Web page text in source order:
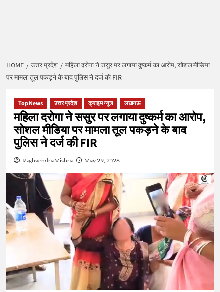
HOME उत्तर प्रदेश
महिला दरोगा ने ससुर पर लगाया दुष्कर्म का आरोप, सोशल मीडिया
पर मामला तूल पकड़ने के बाद पुलिस ने दर्ज की FIR
Top News उत्तर प्रदेश क्राइम न्यूज लखनऊ
महिला दरोगा ने ससुर पर लगाया दुष्कर्म का आरोप,
सोशल मीडिया पर मामला तूल पकड़ने के बाद
पुलिस ने दर्ज की FIR
Raghvendra Mishra May 29, 2026